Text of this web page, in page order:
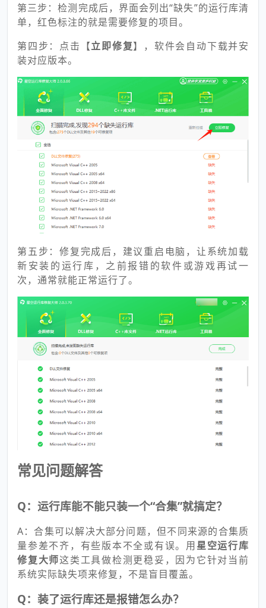
第三步：检测完成后，界面会列出“缺失”的运行库清
单，红色标注的就是需要修复的项目。
第四步：点击【立即修复】，软件会自动下载并安
装对应版本。
第五步：修复完成后，建议重启电脑，让系统加载
新安装的运行库，之前报错的软件或游戏再试一
次，通常就能正常运行了。
常见问题解答
Q：运行库能不能只装一个“合集”就搞定？
A：合集可以解决大部分问题，但不同来源的合集质
量参差不齐，有些版本不全或有误。用星空运行库
修复大师这类工具做检测更稳妥，因为它针对当前
系统实际缺失项来修复，不是盲目覆盖。
Q：装了运行库还是报错怎么办？